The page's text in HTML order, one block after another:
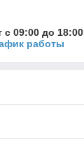
с 09:00 до 18:00
работы